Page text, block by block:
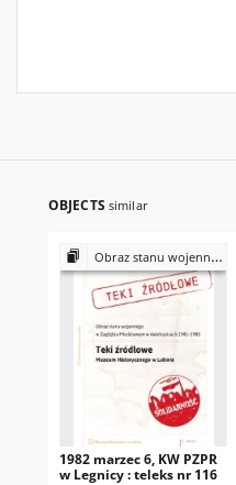
OBJECTS similar
Obraz stanu wojennego w Zagłębiu Miedziowym w dalekopisach 1981–1983
1982 marzec 6, KW PZPR
w Legnicy : teleks nr 116